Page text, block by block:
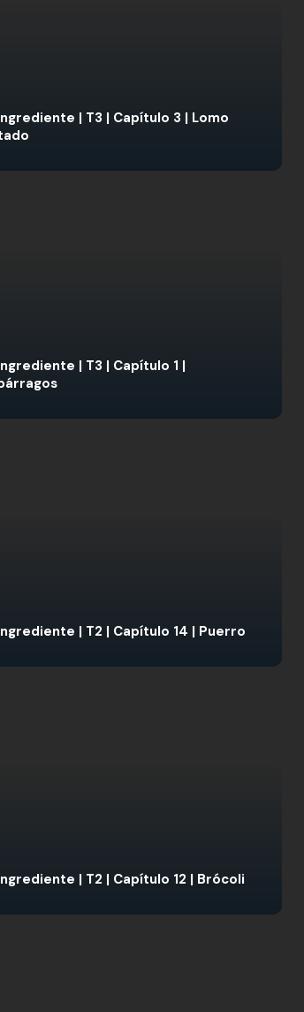
| T3 | Capítulo 3 | Lomo
| T3 | Capítulo 1 |
| T2 | Capítulo 14 | Puerro
| T2 | Capítulo 12 | Brócoli